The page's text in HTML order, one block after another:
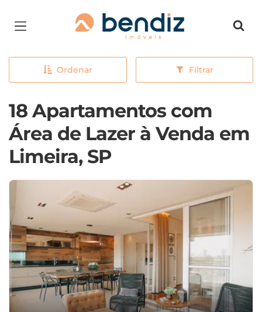
Página inicial
Ordenar Filtrar
18 Apartamentos com
Área de Lazer à Venda em
Limeira, SP